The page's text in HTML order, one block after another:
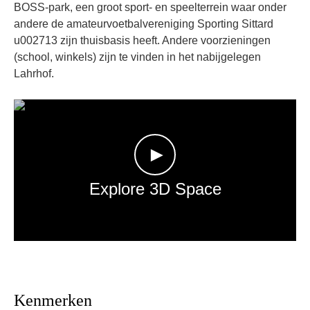
BOSS-park, een groot sport- en speelterrein waar onder
andere de amateurvoetbalvereniging Sporting Sittard
u002713 zijn thuisbasis heeft. Andere voorzieningen
(school, winkels) zijn te vinden in het nabijgelegen
Lahrhof.
►
Explore 3D Space
Kenmerken